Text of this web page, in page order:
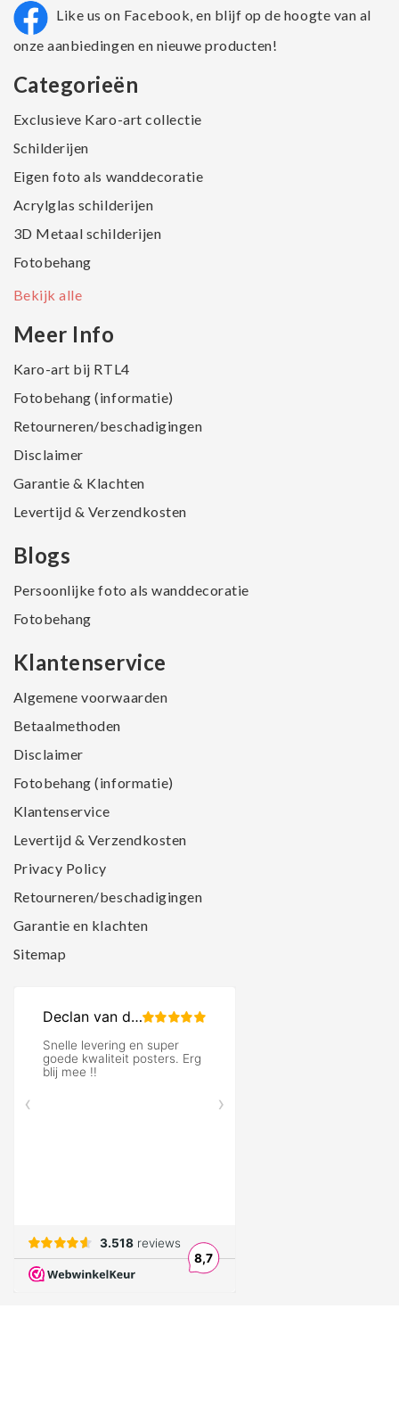
Like us on Facebook, en blijf op de hoogte van al
onze aanbiedingen en nieuwe producten!
Categorieën
Exclusieve Karo-art collectie
Schilderijen
Eigen foto als wanddecoratie
Acrylglas schilderijen
3D Metaal schilderijen
Fotobehang
Bekijk alle
Meer Info
Karo-art bij RTL4
Fotobehang (informatie)
Retourneren/beschadigingen
Disclaimer
Garantie & Klachten
Levertijd & Verzendkosten
Blogs
Persoonlijke foto als wanddecoratie
Fotobehang
Klantenservice
Algemene voorwaarden
Betaalmethoden
Disclaimer
Fotobehang (informatie)
Klantenservice
Levertijd & Verzendkosten
Privacy Policy
Retourneren/beschadigingen
Garantie en klachten
Sitemap